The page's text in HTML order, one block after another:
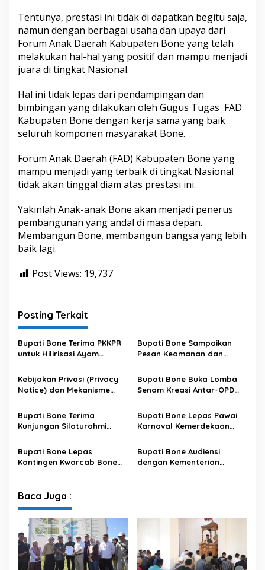
i
k
N
a
s
i
n
a
l
T
a
u
n
2
0
8
Tentunya, prestasi ini tidak di dapatkan begitu saja,
namun dengan berbagai usaha dan upaya dari
Forum Anak Daerah Kabupaten Bone yang telah
melakukan hal-hal yang positif dan mampu menjadi
juara di tingkat Nasional.
Hal ini tidak lepas dari pendampingan dan
bimbingan yang dilakukan oleh Gugus Tugas FAD
Kabupaten Bone dengan kerja sama yang baik
seluruh komponen masyarakat Bone.
Forum Anak Daerah (FAD) Kabupaten Bone yang
mampu menjadi yang terbaik di tingkat Nasional
tidak akan tinggal diam atas prestasi ini.
Yakinlah Anak-anak Bone akan menjadi penerus
pembangunan yang andal di masa depan.
Membangun Bone, membangun bangsa yang lebih
baik lagi.
Post Views: 19,737
Posting Terkait
Bupati Bone Terima PKKPR
untuk Hilirisasi Ayam
Bupati Bone Sampaikan
Pesan Keamanan dan
Kebijakan Privasi (Privacy
Notice) dan Mekanisme
Data pada Portal Bone
Satu Data
Bupati Bone Buka Lomba
Senam Kreasi Antar-OPD
Bupati Bone Terima
Kunjungan Silaturahmi
XIV/Hasanuddin
Bupati Bone Lepas Pawai
Karnaval Kemerdekaan
Sambut HUT ke-81 RI
Bupati Bone Lepas
Kontingen Kwarcab Bone
Bupati Bone Audiensi
dengan Kementerian
Baca Juga :